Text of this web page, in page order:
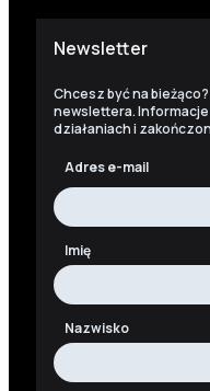
Newsletter
Chcesz być na
newslettera.
działaniach i
Adres e-mail
Imię
Nazwisko